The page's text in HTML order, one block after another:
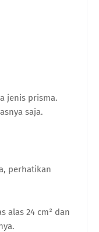
jenis prisma.
saja.
perhatikan
alas 24 cm² dan